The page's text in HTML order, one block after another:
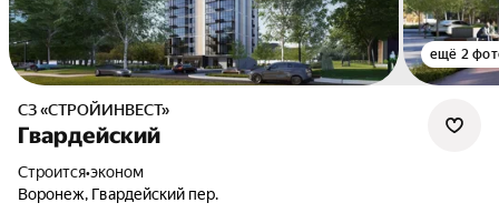
ещё 2
СЗ «СТРОЙИНВЕСТ»
Гвардейский
Строится•эконом
Воронеж, Гвардейский пер.